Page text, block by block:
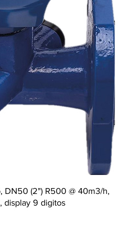
DN50 (2") R500 @ 40m3/h,
display 9 digitos